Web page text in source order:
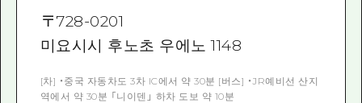
〒728-0201
미요시시 후노초 우에노 1148
[차] ・중국 자동차도 3차 IC에서 약 30분 [버스] ・JR예비선 산지
역에서 약 30분 「니이덴」 하차 도보 약 10분